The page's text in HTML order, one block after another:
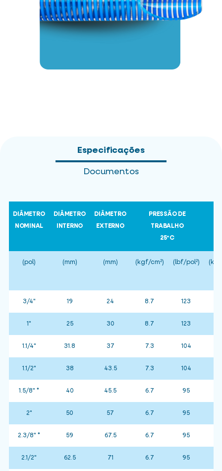
Especificações
Documentos
DIÂMETRO
NOMINAL
DIÂMETRO
INTERNO
DIÂMETRO
EXTERNO
PRESSÃO DE
TRABALHO
25ºC
(pol) (mm) (mm) (kgf/cm²) (lbf/pol²)
3/4" 19 24 8.7 123
1" 25 30 8.7 123
1.1/4" 31.8 37 7.3 104
1.1/2" 38 43.5 7.3 104
1.5/8" * 40 45.5 6.7 95
2" 50 57 6.7 95
2.3/8" * 59 67.5 6.7 95
2.1/2" 62.5 71 6.7 95